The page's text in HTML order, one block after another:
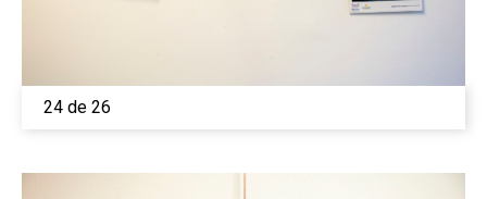
24 de 26